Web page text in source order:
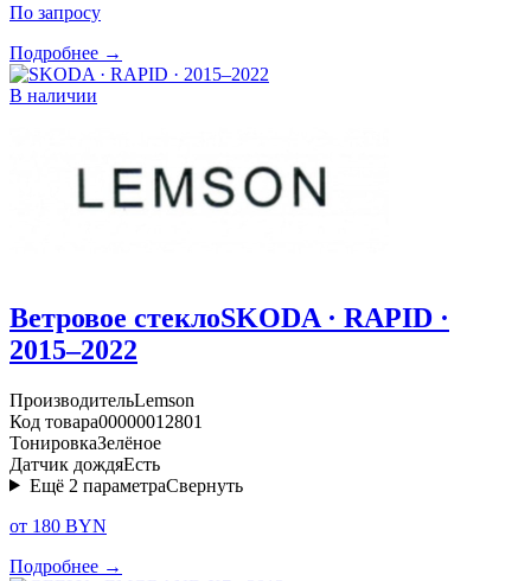
По запросу
Подробнее →
В наличии
Ветровое стеклоSKODA · RAPID ·
2015–2022
ПроизводительLemson
Код товара00000012801
ТонировкаЗелёное
Датчик дождяЕсть
Ещё 2 параметраСвернуть
от 180 BYN
Подробнее →